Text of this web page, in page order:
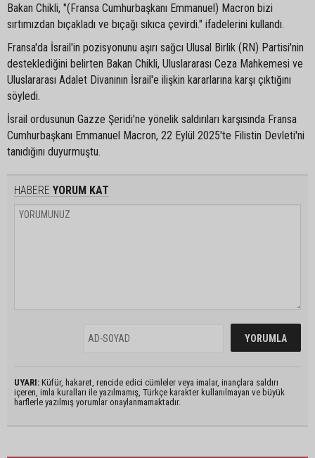
Bakan Chikli, "(Fransa Cumhurbaşkanı Emmanuel) Macron bizi
sırtımızdan bıçakladı ve bıçağı sıkıca çevirdi." ifadelerini kullandı.
Fransa'da İsrail'in pozisyonunu aşırı sağcı Ulusal Birlik (RN) Partisi'nin
desteklediğini belirten Bakan Chikli, Uluslararası Ceza Mahkemesi ve
Uluslararası Adalet Divanının İsrail'e ilişkin kararlarına karşı çıktığını
söyledi.
İsrail ordusunun Gazze Şeridi'ne yönelik saldırıları karşısında Fransa
Cumhurbaşkanı Emmanuel Macron, 22 Eylül 2025'te Filistin Devleti'ni
tanıdığını duyurmuştu.
HABERE YORUM KAT
UYARI: Küfür, hakaret, rencide edici cümleler veya imalar, inançlara saldırı
içeren, imla kuralları ile yazılmamış, Türkçe karakter kullanılmayan ve büyük
harflerle yazılmış yorumlar onaylanmamaktadır.